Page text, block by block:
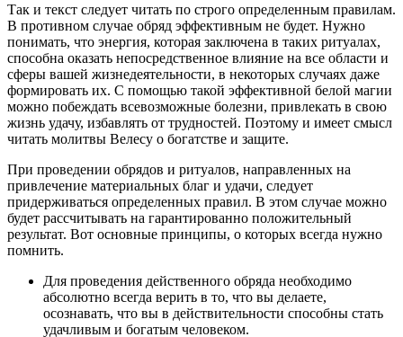
Так и текст следует читать по строго определенным правилам.
В противном случае обряд эффективным не будет. Нужно
понимать, что энергия, которая заключена в таких ритуалах,
способна оказать непосредственное влияние на все области и
сферы вашей жизнедеятельности, в некоторых случаях даже
формировать их. С помощью такой эффективной белой магии
можно побеждать всевозможные болезни, привлекать в свою
жизнь удачу, избавлять от трудностей. Поэтому и имеет смысл
читать молитвы Велесу о богатстве и защите.
При проведении обрядов и ритуалов, направленных на
привлечение материальных благ и удачи, следует
придерживаться определенных правил. В этом случае можно
будет рассчитывать на гарантированно положительный
результат. Вот основные принципы, о которых всегда нужно
помнить.
Для проведения действенного обряда необходимо
абсолютно всегда верить в то, что вы делаете,
осознавать, что вы в действительности способны стать
удачливым и богатым человеком.